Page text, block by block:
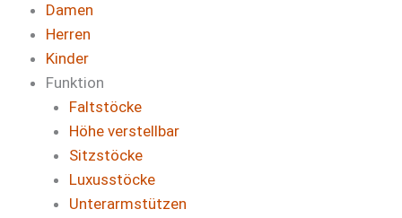
Damen
Herren
Kinder
Funktion
Faltstöcke
Höhe verstellbar
Sitzstöcke
Luxusstöcke
Unterarmstützen